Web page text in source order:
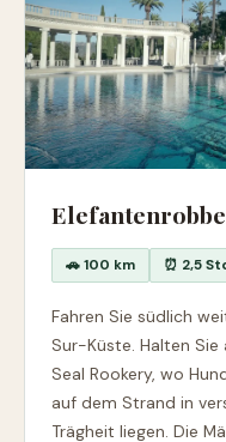
🚗 100 km ⏰ 2,5
Fahren Sie südlich
Sur-Küste. Halten Sie
Seal Rookery, wo
auf dem Strand in
Trägheit liegen. Die